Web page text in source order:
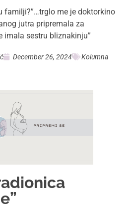
familji?”…trglo me je doktorkino
jutra pripremala za
imala sestru bliznakinju”
December 26, 2024 Kolumna